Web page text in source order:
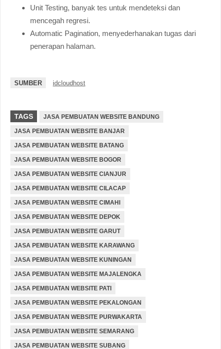
Unit Testing, banyak tes untuk mendeteksi dan
mencegah regresi.
Automatic Pagination, menyederhanakan tugas dari
penerapan halaman.
SUMBER idcloudhost
TAGS JASA PEMBUATAN WEBSITE BANDUNG
JASA PEMBUATAN WEBSITE BANJAR
JASA PEMBUATAN WEBSITE BATANG
JASA PEMBUATAN WEBSITE BOGOR
JASA PEMBUATAN WEBSITE CIANJUR
JASA PEMBUATAN WEBSITE CILACAP
JASA PEMBUATAN WEBSITE CIMAHI
JASA PEMBUATAN WEBSITE DEPOK
JASA PEMBUATAN WEBSITE GARUT
JASA PEMBUATAN WEBSITE KARAWANG
JASA PEMBUATAN WEBSITE KUNINGAN
JASA PEMBUATAN WEBSITE MAJALENGKA
JASA PEMBUATAN WEBSITE PATI
JASA PEMBUATAN WEBSITE PEKALONGAN
JASA PEMBUATAN WEBSITE PURWAKARTA
JASA PEMBUATAN WEBSITE SEMARANG
JASA PEMBUATAN WEBSITE SUBANG